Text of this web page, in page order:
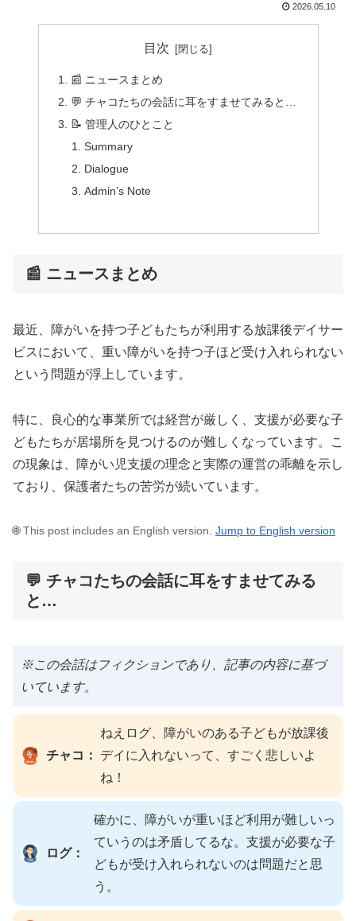
2026.05.10
目次
📰 ニュースまとめ
💬 チャコたちの会話に耳をすませてみると…
📝 管理人のひとこと
Summary
Dialogue
Admin’s Note
📰 ニュースまとめ
最近、障がいを持つ子どもたちが利用する放課後デイサー
ビスにおいて、重い障がいを持つ子ほど受け入れられない
という問題が浮上しています。
特に、良心的な事業所では経営が厳しく、支援が必要な子
どもたちが居場所を見つけるのが難しくなっています。こ
の現象は、障がい児支援の理念と実際の運営の乖離を示し
ており、保護者たちの苦労が続いています。
🌐 This post includes an English version. Jump to English version
💬 チャコたちの会話に耳をすませてみる
と…
※この会話はフィクションであり、記事の内容に基づ
いています。
チャコ：
ねえログ、障がいのある子どもが放課後
デイに入れないって、すごく悲しいよ
ね！
ログ：
確かに、障がいが重いほど利用が難しいっ
ていうのは矛盾してるな。支援が必要な子
どもが受け入れられないのは問題だと思
う。